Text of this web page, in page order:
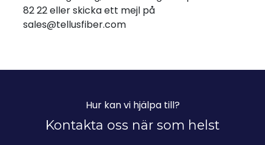
82 22 eller skicka ett mejl på
sales@tellusfiber.com
Hur kan vi hjälpa till?
Kontakta oss när som helst